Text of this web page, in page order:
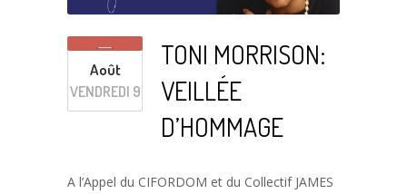
Août
VENDREDI 9
TONI MORRISON:
VEILLÉE
D’HOMMAGE
A l’Appel du CIFORDOM et du Collectif JAMES